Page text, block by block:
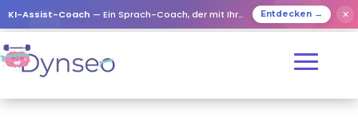
KI-Assist-Coach — Ein Sprach-Coach, der mit Ihren Lieben spielt Entdecken → ✕